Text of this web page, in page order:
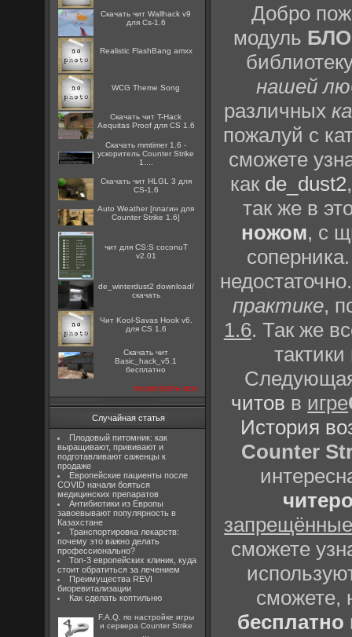
Скачать чит Wallhack v9
для Cs-1.6
Realistic FlashBang amxx
WCG Theme Song
Скачать чит T-Hack
Aequitas Proof для CS 1.6
Скачать mmtimer 1.6 -
ускоритель Counter Strike
1....
Скачать чит HLGL 3 для
CS-1.6
Auto Weather [плагин для
Counter Strike 1.6]
чит для CS:S coconuT
v2.01
de_winterdust2 download/
скачать
Чит Kool-Savas Hook v6.
для CS 1.6
Скачать чит
Basic_hack_v5.1
бесплатно
посмотреть все
Случайная статья
Плодовый питомник: как
выращивают, прививают и
подготавливают саженцы к
продаже
Европейские пациенты после
COVID начали бояться
медицинских препаратов
Антибиотики из Европы
завоевывают популярность в
Казахстане
Транспортировка лекарств:
почему это важно делать
профессионально?
Топ-3 европейских клиник, куда
стоит обратиться за лечением
Преимущества REVI
биоревитализации
Как сделать коптильню
F.A.Q. по настройке игры
и сервера Counter Strike
Добро
модуль
нашей
различных
пожалуй с
сможете
как de_dust2
так же в
ножом, с
практике,
1.6. Так же
Следующая
читов в игре
История
Counter
сможете
сможете,
бесплатно